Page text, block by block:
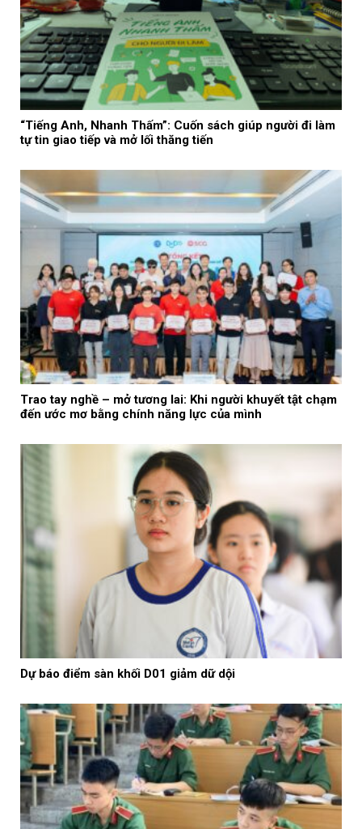
“Tiếng Anh, Nhanh Thấm”: Cuốn sách giúp người đi làm
tự tin giao tiếp và mở lối thăng tiến
Trao tay nghề – mở tương lai: Khi người khuyết tật chạm
đến ước mơ bằng chính năng lực của mình
Dự báo điểm sàn khối D01 giảm dữ dội